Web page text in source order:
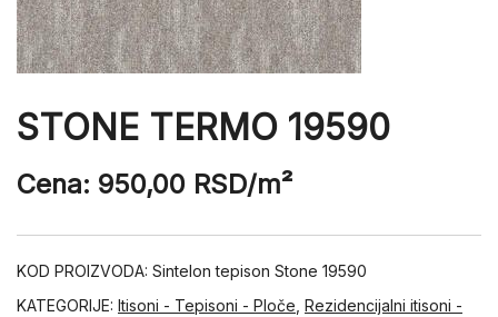
STONE TERMO 19590
Cena: 950,00 RSD/m²
KOD PROIZVODA: Sintelon tepison Stone 19590
KATEGORIJE: Itisoni - Tepisoni - Ploče Rezidencijalni itisoni -